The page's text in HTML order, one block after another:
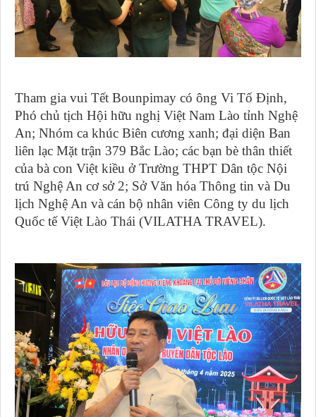
Tham gia vui Tết Bounpimay có ông Vi Tố Định,
Phó chủ tịch Hội hữu nghị Việt Nam Lào tỉnh Nghệ
An; Nhóm ca khúc Biên cương xanh; đại diện Ban
liên lạc Mặt trận 379 Bắc Lào; các bạn bè thân thiết
của bà con Việt kiều ở Trường THPT Dân tộc Nội
trú Nghệ An cơ sở 2; Sở Văn hóa Thông tin và Du
lịch Nghệ An và cán bộ nhân viên Công ty du lịch
Quốc tế Việt Lào Thái (VILATHA TRAVEL).